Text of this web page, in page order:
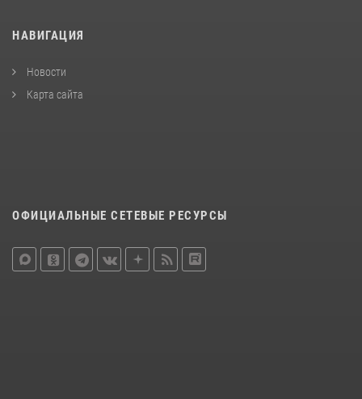
НАВИГАЦИЯ
Новости
Карта сайта
ОФИЦИАЛЬНЫЕ СЕТЕВЫЕ РЕСУРСЫ